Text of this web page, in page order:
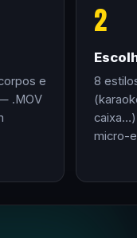
e
.MOV
2
8
micro-